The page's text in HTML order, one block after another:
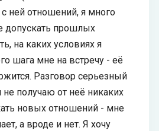
ней отношений, я много
допускать прошлых
на каких условиях я
шага мне на встречу - её
Разговор серьезный
не получаю от неё никаких
новых отношений - мне
а вроде и нет. Я хочу